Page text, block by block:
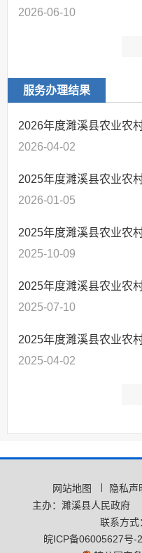
和实施
2026-06-10
服务办理结果
2026年度濉溪县农业农
2026-04-02
2025年度濉溪县农业农
2026-01-05
2025年度濉溪县农业农
2025-10-09
2025年度濉溪县农业农
2025-07-10
2025年度濉溪县农业农
2025-04-02
网站地图 隐私声
主办：濉溪县人民政府
联系方
皖ICP备06005627号-2